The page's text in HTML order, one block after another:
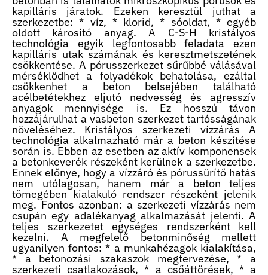
kapilláris járatok. Ezeken keresztül juthat a
szerkezetbe: * víz, * klorid, * sóoldat, * egyéb
oldott károsító anyag. A C-S-H kristályos
technológia egyik legfontosabb feladata ezen
kapilláris utak számának és keresztmetszetének
csökkentése. A pórusszerkezet sűrűbbé válásával
mérséklődhet a folyadékok behatolása, ezáltal
csökkenhet a beton belsejében található
acélbetétekhez eljutó nedvesség és agresszív
anyagok mennyisége is. Ez hosszú távon
hozzájárulhat a vasbeton szerkezet tartósságának
növeléséhez. Kristályos szerkezeti vízzárás A
technológia alkalmazható már a beton készítése
során is. Ebben az esetben az aktív komponensek
a betonkeverék részeként kerülnek a szerkezetbe.
Ennek előnye, hogy a vízzáró és pórussűrítő hatás
nem utólagosan, hanem már a beton teljes
tömegében kialakuló rendszer részeként jelenik
meg. Fontos azonban: a szerkezeti vízzárás nem
csupán egy adalékanyag alkalmazását jelenti. A
teljes szerkezetet egységes rendszerként kell
kezelni. A megfelelő betonminőség mellett
ugyanilyen fontos: * a munkahézagok kialakítása,
* a betonozási szakaszok megtervezése, * a
szerkezeti csatlakozások, * a csőáttörések, * a